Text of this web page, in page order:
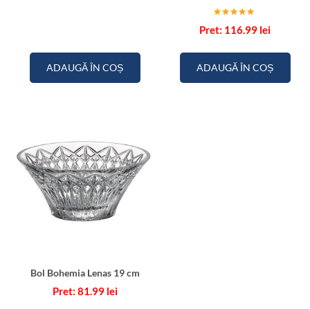
ADAUGĂ ÎN COȘ
5.00
116.99 lei
ADAUGĂ ÎN COȘ
Bol Bohemia Lenas 19 cm
81.99 lei